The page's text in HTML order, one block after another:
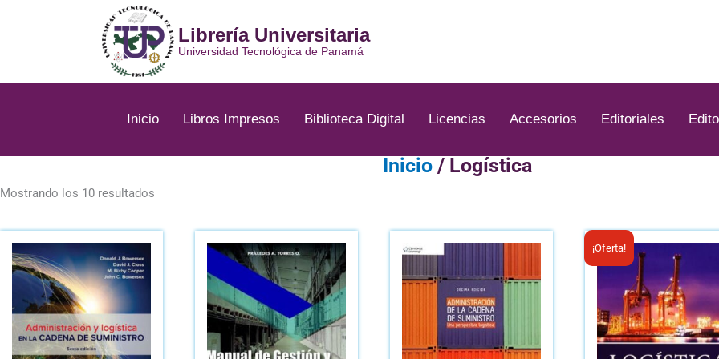
Librería Universitaria
Universidad Tecnológica de Panamá
Inicio Libros Impresos Biblioteca Digital Licencias Accesorios Editoriales
Inicio / Logística
Mostrando los 10 resultados
¡Oferta!
El
precio
era:
B/